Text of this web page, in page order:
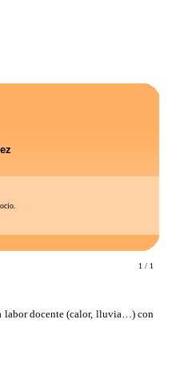
1 / 1
labor docente (calor, lluvia…) con